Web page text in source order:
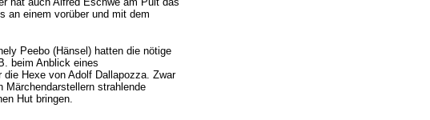
an einem vorüber und mit dem
Peebo (Hänsel) hatten die nötige
beim Anblick eines
Hexe von Adolf Dallapozza. Zwar
Märchendarstellern strahlende
Hut bringen.